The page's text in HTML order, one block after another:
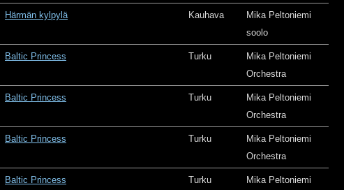
Härmän kylpylä Kauhava
Mika Peltoniemi
soolo
Baltic Princess Turku
Mika Peltoniemi
Orchestra
Baltic Princess Turku
Mika Peltoniemi
Orchestra
Baltic Princess Turku
Mika Peltoniemi
Orchestra
Baltic Princess Turku
Mika Peltoniemi